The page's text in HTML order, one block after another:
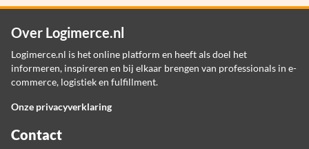
Over Logimerce.nl
Logimerce.nl is het online platform en heeft als doel het
informeren, inspireren en bij elkaar brengen van professionals in e-
commerce, logistiek en fulfillment.
Onze privacyverklaring
Contact